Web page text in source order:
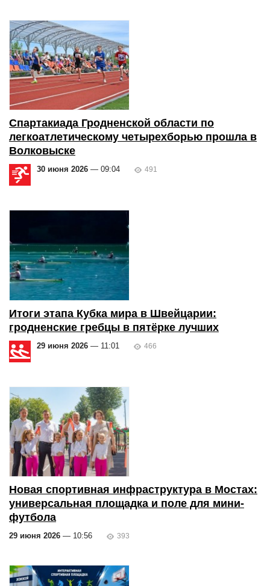
Спартакиада Гродненской области по
легкоатлетическому четырехборью прошла в
Волковыске
30 июня 2026 — 09:04 491
Итоги этапа Кубка мира в Швейцарии:
гродненские гребцы в пятёрке лучших
29 июня 2026 — 11:01 466
Новая спортивная инфраструктура в Мостах:
универсальная площадка и поле для мини-
футбола
29 июня 2026 — 10:56 393